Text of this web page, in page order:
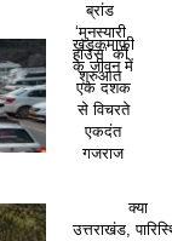
ब्रांड
‘मुनस्यारी
हाउस’ की
शुरुआत
खड़कमाफी
के जीवन में
एक दशक
से विचरते
एकदंत
गजराज
क्या
उत्तराखंड,